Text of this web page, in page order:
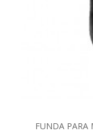
FUNDA PARA